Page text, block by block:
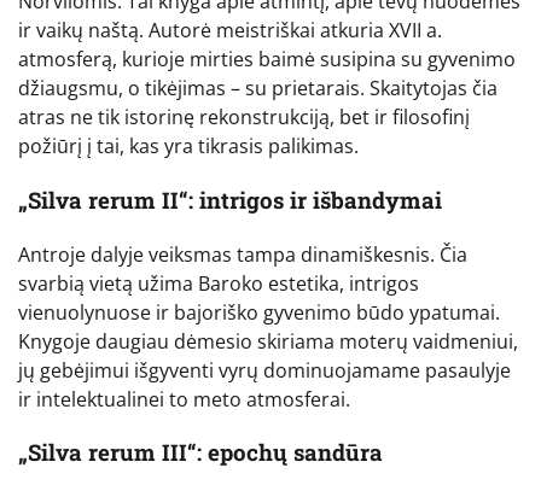
ir vaikų naštą. Autorė meistriškai atkuria XVII a.
atmosferą, kurioje mirties baimė susipina su gyvenimo
džiaugsmu, o tikėjimas – su prietarais. Skaitytojas čia
atras ne tik istorinę rekonstrukciją, bet ir filosofinį
požiūrį į tai, kas yra tikrasis palikimas.
„Silva rerum II“: intrigos ir išbandymai
Antroje dalyje veiksmas tampa dinamiškesnis. Čia
svarbią vietą užima Baroko estetika, intrigos
vienuolynuose ir bajoriško gyvenimo būdo ypatumai.
Knygoje daugiau dėmesio skiriama moterų vaidmeniui,
jų gebėjimui išgyventi vyrų dominuojamame pasaulyje
ir intelektualinei to meto atmosferai.
„Silva rerum III“: epochų sandūra